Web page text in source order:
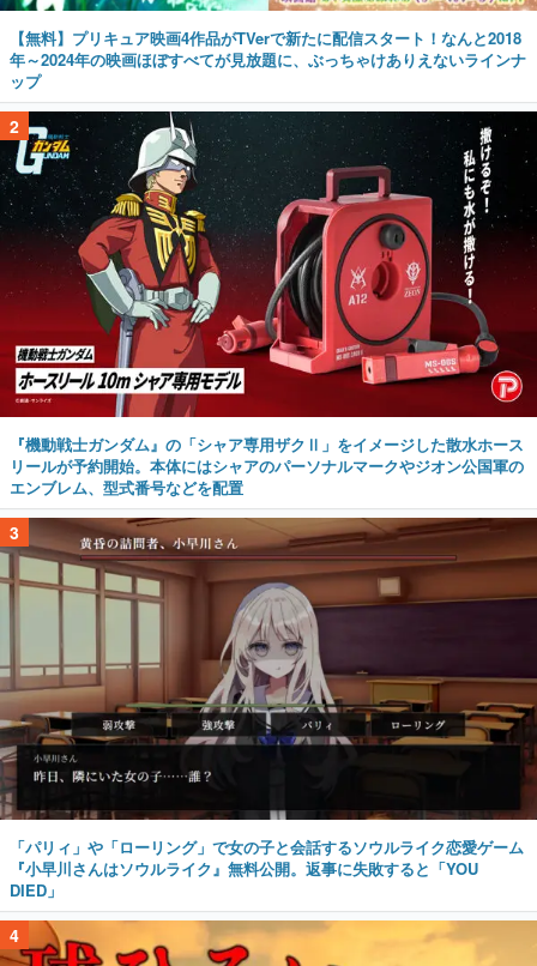
【無料】プリキュア映画4作品がTVerで新たに配信スタート！なんと2018
年～2024年の映画ほぼすべてが見放題に、ぶっちゃけありえないラインナ
ップ
2
『機動戦士ガンダム』の「シャア専用ザクⅡ」をイメージした散水ホース
リールが予約開始。本体にはシャアのパーソナルマークやジオン公国軍の
エンブレム、型式番号などを配置
3
「パリィ」や「ローリング」で女の子と会話するソウルライク恋愛ゲーム
『小早川さんはソウルライク』無料公開。返事に失敗すると「YOU
DIED」
4